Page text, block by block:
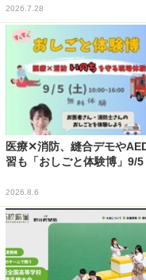
2026.7.28
医療✕消防、縫合デモや
習も「おしごと体験博」9/5
2026.8.6